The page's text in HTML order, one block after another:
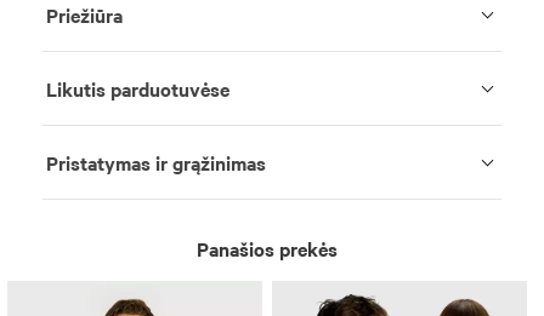
Priežiūra
Likutis parduotuvėse
Pristatymas ir grąžinimas
Panašios prekės